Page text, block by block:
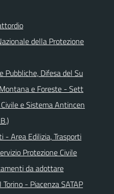
della Protezione
Pubbliche, Difesa del Su
e Foreste - Sett
e Sistema Antincen
- Area Edilizia, Trasporti
Protezione Civile
da adottare
- Piacenza SATAP